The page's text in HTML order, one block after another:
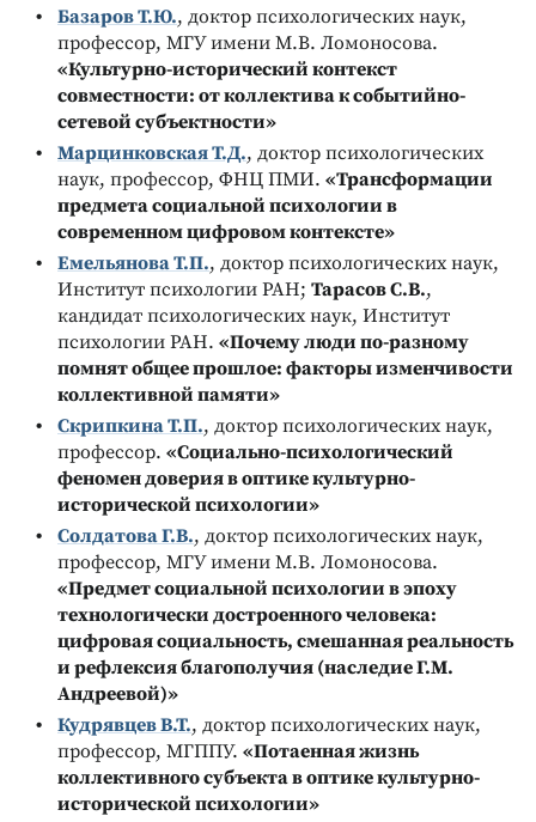
Базаров Т.Ю., доктор психологических наук,
профессор, МГУ имени М.В. Ломоносова.
«Культурно-исторический контекст
совместности: от коллектива к событийно-
сетевой субъектности»
Марцинковская Т.Д., доктор психологических
наук, профессор, ФНЦ ПМИ. «Трансформации
предмета социальной психологии в
современном цифровом контексте»
Емельянова Т.П., доктор психологических наук,
Институт психологии РАН; Тарасов С.В.,
кандидат психологических наук, Институт
психологии РАН. «Почему люди по-разному
помнят общее прошлое: факторы изменчивости
коллективной памяти»
Скрипкина Т.П., доктор психологических наук,
профессор. «Социально-психологический
феномен доверия в оптике культурно-
исторической психологии»
Солдатова Г.В., доктор психологических наук,
профессор, МГУ имени М.В. Ломоносова.
«Предмет социальной психологии в эпоху
технологически достроенного человека:
цифровая социальность, смешанная реальность
и рефлексия благополучия (наследие Г.М.
Андреевой)»
Кудрявцев В.Т., доктор психологических наук,
профессор, МГППУ. «Потаенная жизнь
коллективного субъекта в оптике культурно-
исторической психологии»